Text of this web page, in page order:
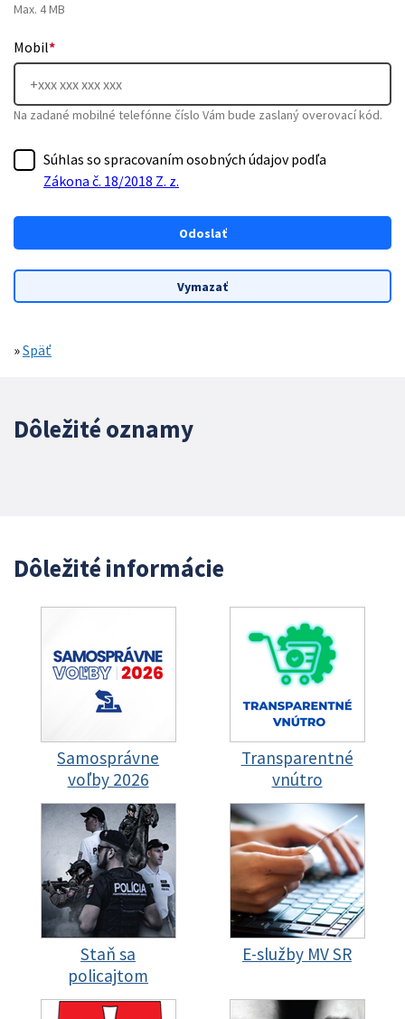
Max. 4 MB
Mobil*
Na zadané mobilné telefónne číslo Vám bude zaslaný overovací kód.
Súhlas so spracovaním osobných údajov podľa
Zákona č. 18/2018 Z. z.
»Späť
Dôležité oznamy
Dôležité informácie
Samosprávne
voľby 2026
Transparentné
vnútro
Staň sa
policajtom
E-služby MV SR